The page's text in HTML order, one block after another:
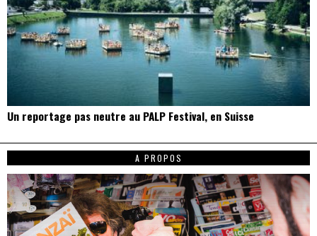
Un reportage pas neutre au PALP Festival, en Suisse
A PROPOS